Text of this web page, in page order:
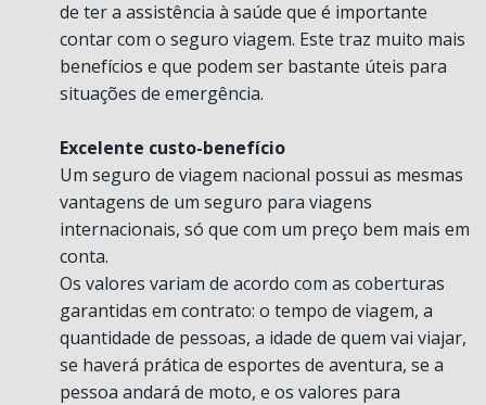
de ter a assistência à saúde que é importante
contar com o seguro viagem. Este traz muito mais
benefícios e que podem ser bastante úteis para
situações de emergência.
Excelente custo-benefício
Um seguro de viagem nacional possui as mesmas
vantagens de um seguro para viagens
internacionais, só que com um preço bem mais em
conta.
Os valores variam de acordo com as coberturas
garantidas em contrato: o tempo de viagem, a
quantidade de pessoas, a idade de quem vai viajar,
se haverá prática de esportes de aventura, se a
pessoa andará de moto, e os valores para